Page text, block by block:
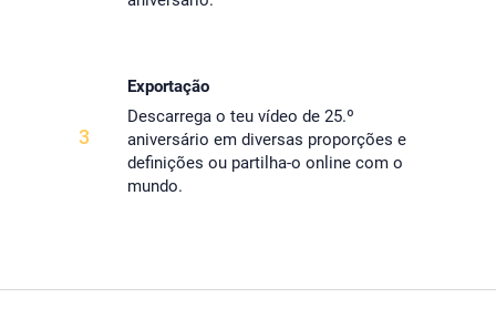
3
Exportação
Descarrega o teu vídeo de 25.º
aniversário em diversas proporções e
definições ou partilha-o online com o
mundo.